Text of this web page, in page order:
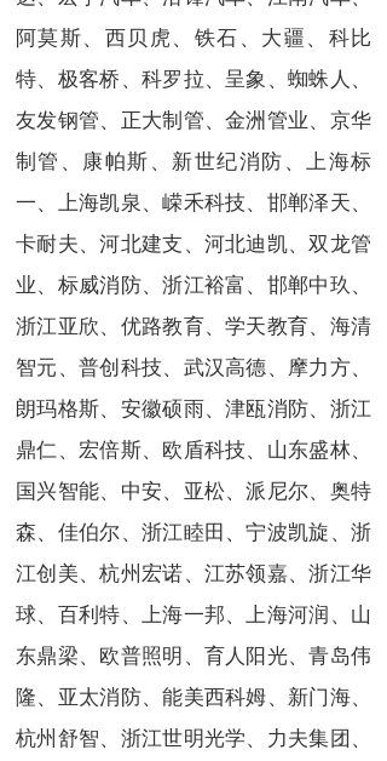
阿莫斯、西贝虎、铁石、大疆、科比
特、极客桥、科罗拉、呈象、蜘蛛人、
友发钢管、正大制管、金洲管业、京华
制管、康帕斯、新世纪消防、上海标
一、上海凯泉、嵘禾科技、邯郸泽天、
卡耐夫、河北建支、河北迪凯、双龙管
业、标威消防、浙江裕富、邯郸中玖、
浙江亚欣、优路教育、学天教育、海清
智元、普创科技、武汉高德、摩力方、
朗玛格斯、安徽硕雨、津瓯消防、浙江
鼎仁、宏倍斯、欧盾科技、山东盛林、
国兴智能、中安、亚松、派尼尔、奥特
森、佳伯尔、浙江睦田、宁波凯旋、浙
江创美、杭州宏诺、江苏领嘉、浙江华
球、百利特、上海一邦、上海河润、山
东鼎梁、欧普照明、育人阳光、青岛伟
隆、亚太消防、能美西科姆、新门海、
杭州舒智、浙江世明光学、力夫集团、